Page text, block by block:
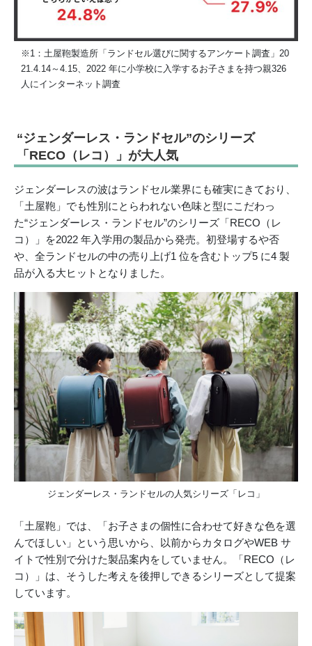
※1：土屋鞄製造所「ランドセル選びに関するアンケート調査」20
21.4.14～4.15、2022 年に小学校に入学するお子さまを持つ親326
人にインターネット調査
“ジェンダーレス・ランドセル”のシリーズ
「RECO（レコ）」が大人気
ジェンダーレスの波はランドセル業界にも確実にきており、
「土屋鞄」でも性別にとらわれない色味と型にこだわっ
た“ジェンダーレス・ランドセル”のシリーズ「RECO（レ
コ）」を2022 年入学用の製品から発売。初登場するや否
や、全ランドセルの中の売り上げ1 位を含むトップ5 に4 製
品が入る大ヒットとなりました。
ジェンダーレス・ランドセルの人気シリーズ「レコ」
「土屋鞄」では、「お子さまの個性に合わせて好きな色を選
んでほしい」という思いから、以前からカタログやWEB サ
イトで性別で分けた製品案内をしていません。「RECO（レ
コ）」は、そうした考えを後押しできるシリーズとして提案
しています。